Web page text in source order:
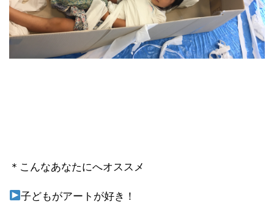
＊こんなあなたにへオススメ
子どもがアートが好き！